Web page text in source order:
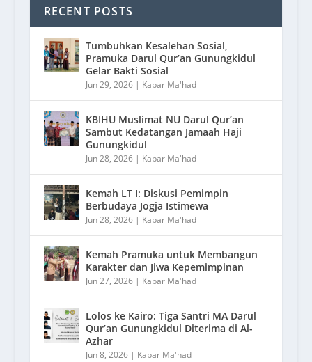
RECENT POSTS
Tumbuhkan Kesalehan Sosial,
Pramuka Darul Qur’an Gunungkidul
Gelar Bakti Sosial
Jun 29, 2026| Kabar Ma'had
KBIHU Muslimat NU Darul Qur’an
Sambut Kedatangan Jamaah Haji
Gunungkidul
Jun 28, 2026| Kabar Ma'had
Kemah LT I: Diskusi Pemimpin
Berbudaya Jogja Istimewa
Jun 28, 2026| Kabar Ma'had
Kemah Pramuka untuk Membangun
Karakter dan Jiwa Kepemimpinan
Jun 27, 2026| Kabar Ma'had
Lolos ke Kairo: Tiga Santri MA Darul
Qur’an Gunungkidul Diterima di Al-
Azhar
Jun 8, 2026| Kabar Ma'had